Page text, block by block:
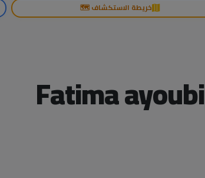
خريطة الاستكشاف 🗺️
Fatima ayoubi